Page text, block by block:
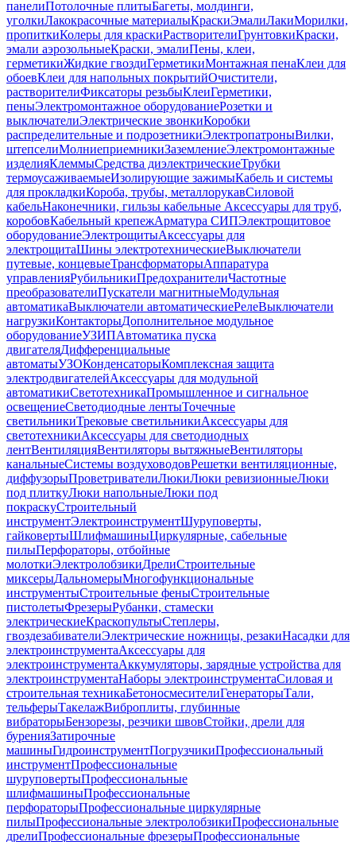
панелиПотолочные плитыБагеты, молдинги,
уголкиЛакокрасочные материалыКраскиЭмалиЛакиМорилки,
пропиткиКолеры для краскиРастворителиГрунтовкиКраски,
эмали аэрозольныеКраски, эмалиПены, клеи,
герметикиЖидкие гвоздиГерметикиМонтажная пенаКлеи для
обоевКлеи для напольных покрытийОчистители,
растворителиФиксаторы резьбыКлеиГерметики,
пеныЭлектромонтажное оборудованиеРозетки и
выключателиЭлектрические звонкиКоробки
распределительные и подрозетникиЭлектропатроныВилки,
штепселиМолниеприемникиЗаземлениеЭлектромонтажные
изделияКлеммыСредства диэлектрическиеТрубки
термоусаживаемыеИзолирующие зажимыКабель и системы
для прокладкиКороба, трубы, металлорукавСиловой
кабельНаконечники, гильзы кабельные Аксессуары для труб,
коробовКабельный крепежАрматура СИПЭлектрощитовое
оборудованиеЭлектрощитыАксессуары для
электрощитаШины электротехническиеВыключатели
путевые, концевыеТрансформаторыАппаратура
управленияРубильникиПредохранителиЧастотные
преобразователиПускатели магнитныеМодульная
автоматикаВыключатели автоматическиеРелеВыключатели
нагрузкиКонтакторыДополнительное модульное
оборудованиеУЗИПАвтоматика пуска
двигателяДифференциальные
автоматыУЗОКонденсаторыКомплексная защита
электродвигателейАксессуары для модульной
автоматикиСветотехникаПромышленное и сигнальное
освещениеСветодиодные лентыТочечные
светильникиТрековые светильникиАксессуары для
светотехникиАксессуары для светодиодных
лентВентиляцияВентиляторы вытяжныеВентиляторы
канальныеСистемы воздуховодовРешетки вентиляционные,
диффузорыПроветривателиЛюкиЛюки ревизионныеЛюки
под плиткуЛюки напольныеЛюки под
покраскуСтроительный
инструментЭлектроинструментШуруповерты,
гайковертыШлифмашиныЦиркулярные, сабельные
пилыПерфораторы, отбойные
молоткиЭлектролобзикиДрелиСтроительные
миксерыДальномерыМногофункциональные
инструментыСтроительные феныСтроительные
пистолетыФрезерыРубанки, стамески
электрическиеКраскопультыСтеплеры,
гвоздезабивателиЭлектрические ножницы, резакиНасадки для
электроинструментаАксессуары для
электроинструментаАккумуляторы, зарядные устройства для
электроинструментаНаборы электроинструментаСиловая и
строительная техникаБетоносмесителиГенераторыТали,
тельферыТакелажВиброплиты, глубинные
вибраторыБензорезы, резчики швовСтойки, дрели для
буренияЗатирочные
машиныГидроинструментПогрузчикиПрофессиональный
инструментПрофессиональные
шуруповертыПрофессиональные
шлифмашиныПрофессиональные
перфораторыПрофессиональные циркулярные
пилыПрофессиональные электролобзикиПрофессиональные
дрелиПрофессиональные фрезерыПрофессиональные